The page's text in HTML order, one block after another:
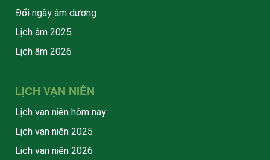
Đổi ngày âm dương
Lịch âm 2025
Lịch âm 2026
LỊCH VẠN NIÊN
Lịch vạn niên hôm nay
Lịch vạn niên 2025
Lịch vạn niên 2026